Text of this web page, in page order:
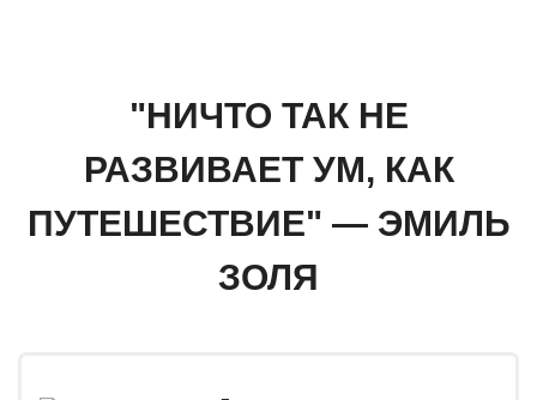
"НИЧТО ТАК НЕ
РАЗВИВАЕТ УМ, КАК
ПУТЕШЕСТВИЕ" — ЭМИЛЬ
ЗОЛЯ